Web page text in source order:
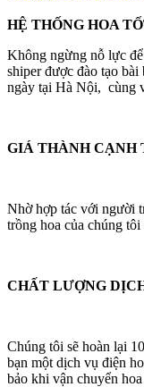
HỆ THỐNG HOA
Không ngừng nỗ lực
shiper được đào tạo
ngày tại Hà Nội, cùng
GIÁ THÀNH CẠNH
Nhờ hợp tác với người
trồng hoa của chúng
CHẤT LƯỢNG
Chúng tôi sẽ hoàn lại
bạn một dịch vụ điện
bảo khi vận chuyển